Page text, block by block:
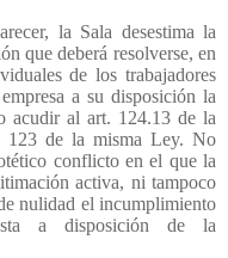
la Sala desestima la
que deberá resolverse, en
de los trabajadores
a su disposición la
acudir al art. 124.13 de la
123 de la misma Ley. No
conflicto en el que la
activa, ni tampoco
nulidad el incumplimiento
a disposición de la